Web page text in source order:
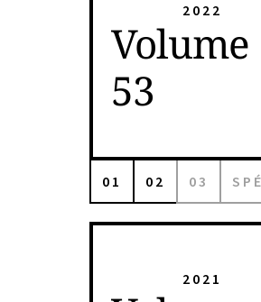
2022
Volume
53
01 02 03
2021